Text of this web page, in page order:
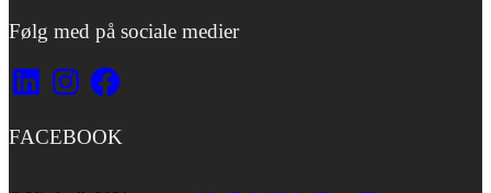
Følg med på sociale medier
LinkedInInstagramFacebook
FACEBOOK